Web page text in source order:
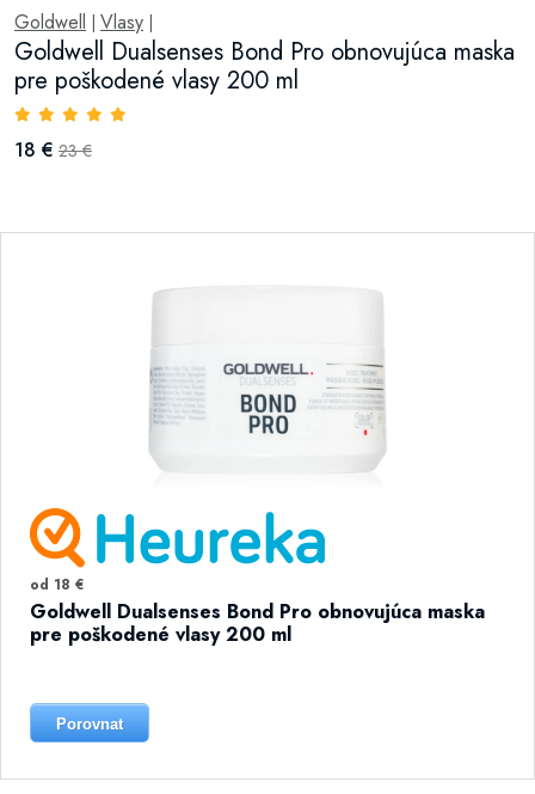
Goldwell Vlasy
Goldwell Dualsenses Bond Pro obnovujúca maska
pre poškodené vlasy 200 ml
18 € 23 €
od 18 €
Goldwell Dualsenses Bond Pro obnovujúca maska
pre poškodené vlasy 200 ml
Porovnat